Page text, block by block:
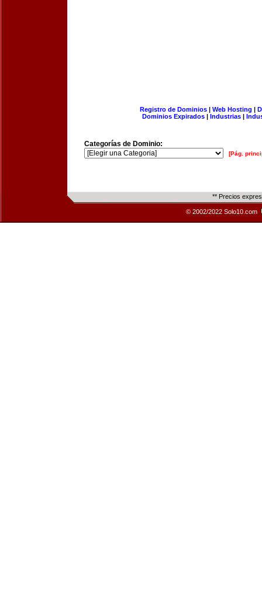
Registro de Dominios| Web Hosting |
Dominios Expirados | Industrias |
Categorías de Dominio:
[Pág.
** Precios
© 2002/2022 Solo10.com